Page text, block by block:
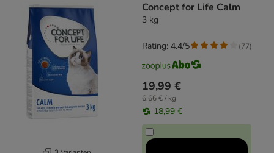
Concept for Life Calm
3 kg
19,99 €
6,66 € / kg
18,99 €
Rating: 4.4/5 (77)